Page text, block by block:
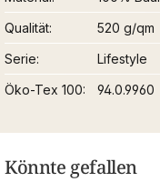
Qualität
520 g/qm
Serie
Lifestyle
Öko-Tex 100
94.0.9960
Könnte gefallen